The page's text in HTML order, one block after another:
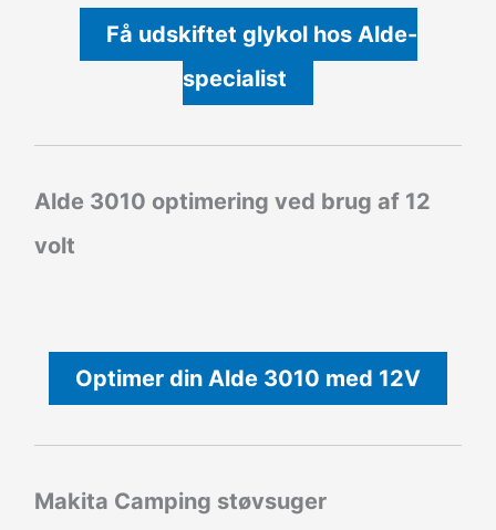
Få udskiftet glykol hos Alde-
specialist
Alde 3010 optimering ved brug af 12
volt
Optimer din Alde 3010 med 12V
Makita Camping støvsuger